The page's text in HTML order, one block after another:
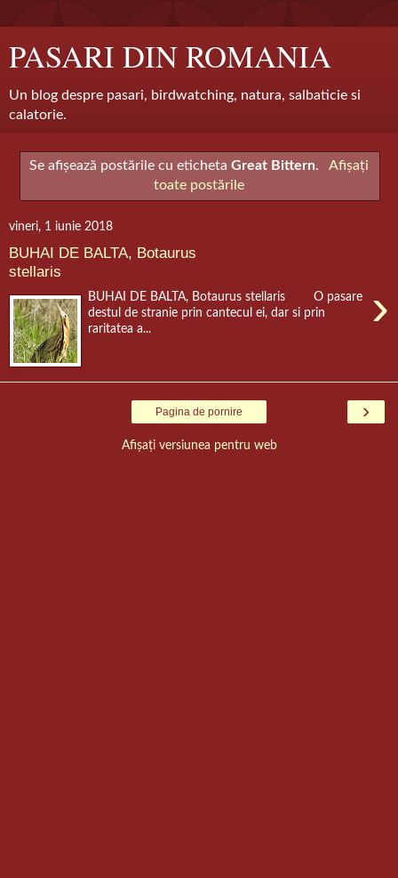
PASARI DIN ROMANIA
Un blog despre pasari, birdwatching, natura, salbaticie si
calatorie.
Se afișează postările cu etichetaGreat Bittern.
Afișați
toate postările
vineri, 1 iunie 2018
BUHAI DE BALTA, Botaurus
stellaris
›
BUHAI DE BALTA, Botaurus stellaris O pasare
destul de stranie prin cantecul ei, dar si prin
raritatea a...
›
Pagina de pornire
Afișați versiunea pentru web